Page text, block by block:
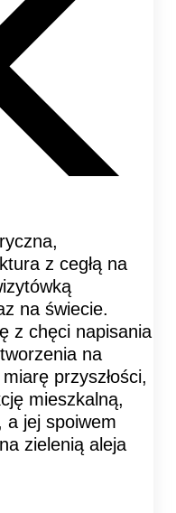
z cegłą na
na świecie.
z chęci napisania
na
przyszłości,
mieszkalną,
a jej spoiwem
zielenią aleja